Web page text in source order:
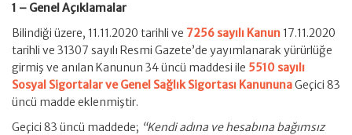
1 – Genel Açıklamalar
Bilindiği üzere, 11.11.2020 tarihli ve 7256 sayılı Kanun 17.11.2020
tarihli ve 31307 sayılı Resmi Gazete’de yayımlanarak yürürlüğe
girmiş ve anılan Kanunun 34 üncü maddesi ile 5510 sayılı
Sosyal Sigortalar ve Genel Sağlık Sigortası KanununaGeçici 83
üncü madde eklenmiştir.
Geçici 83 üncü maddede; “Kendi adına ve hesabına bağımsız